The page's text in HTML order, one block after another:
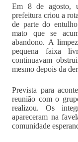
Em 8 de agosto,
prefeitura criou a
de parte do
mato que se
abandono. A
pequena faixa
continuavam
mesmo depois da
Prevista para
reunião com o
realizou. Os
apareceram na
comunidade